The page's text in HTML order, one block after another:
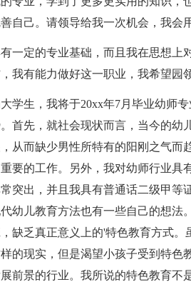
自己。请领导给我一次机会，我会
定的专业基础，而且我在思想上
我有能力做好这一职业，我希望园
生，我将于20xx年7月毕业幼师专
首先，就社会现状而言，当今的幼
从而缺少男性所特有的阳刚之气而
要的工作。另外，我对幼师行业具
突出，并且我具有普通话二级甲等
幼儿教育方法也有一些自己的想法
缺乏真正意义上的'特色教育方式
的现实，但是渴望小孩子受到特色
前景的行业。我所说的特色教育不